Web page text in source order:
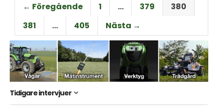
← Föregående 1 … 379
380
381
… 405 Nästa →
Tidigare intervjuer